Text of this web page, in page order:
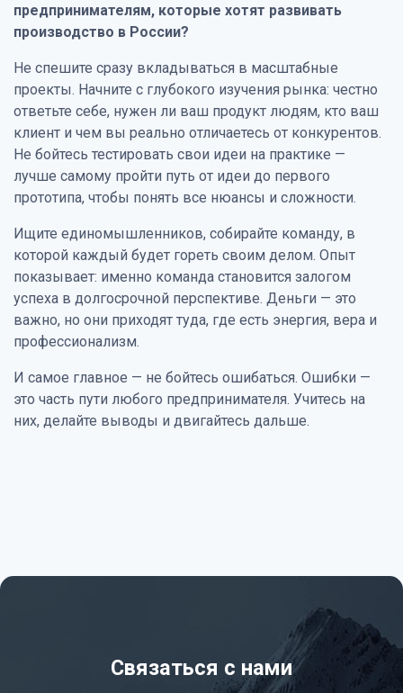
предпринимателям, которые хотят развивать
производство в России?
Не спешите сразу вкладываться в масштабные
проекты. Начните с глубокого изучения рынка: честно
ответьте себе, нужен ли ваш продукт людям, кто ваш
клиент и чем вы реально отличаетесь от конкурентов.
Не бойтесь тестировать свои идеи на практике —
лучше самому пройти путь от идеи до первого
прототипа, чтобы понять все нюансы и сложности.
Ищите единомышленников, собирайте команду, в
которой каждый будет гореть своим делом. Опыт
показывает: именно команда становится залогом
успеха в долгосрочной перспективе. Деньги — это
важно, но они приходят туда, где есть энергия, вера и
профессионализм.
И самое главное — не бойтесь ошибаться. Ошибки —
это часть пути любого предпринимателя. Учитесь на
них, делайте выводы и двигайтесь дальше.
Связаться с нами